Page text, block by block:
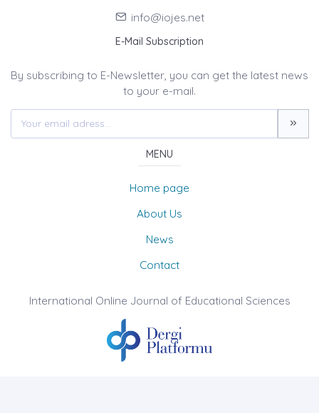
info@iojes.net
E-Mail Subscription
By subscribing to E-Newsletter, you can get the latest news
to your e-mail.
MENU
Home page
About Us
News
Contact
International Online Journal of Educational Sciences